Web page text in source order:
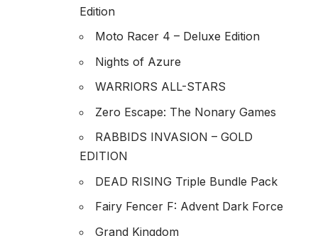
Edition
Moto Racer 4 – Deluxe Edition
Nights of Azure
WARRIORS ALL-STARS
Zero Escape: The Nonary Games
RABBIDS INVASION – GOLD
EDITION
DEAD RISING Triple Bundle Pack
Fairy Fencer F: Advent Dark Force
Grand Kingdom